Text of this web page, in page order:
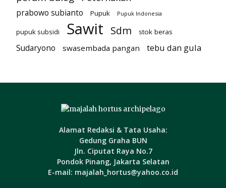
prabowo subianto Pupuk Pupuk Indonesia
pupuk subsidi Sawit Sdm stok beras
Sudaryono swasembada pangan tebu dan gula
Alamat Redaksi & Tata Usaha:
Gedung Graha BUN
Jln. Ciputat Raya No.7
Pondok Pinang, Jakarta Selatan
E-mail: majalah_hortus@yahoo.co.id